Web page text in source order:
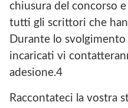
chiusura del concorso
tutti gli scrittori che
Durante lo
incaricati vi
adesione.4
Raccontateci la vostra